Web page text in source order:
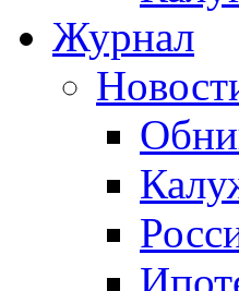
Журнал